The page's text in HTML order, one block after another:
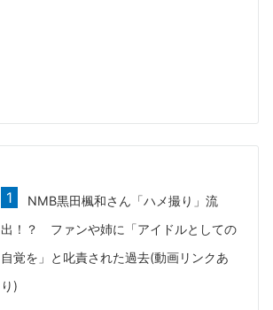
NMB黒田楓和さん「ハメ撮り」流
出！？ ファンや姉に「アイドルとしての
自覚を」と叱責された過去(動画リンクあ
り)